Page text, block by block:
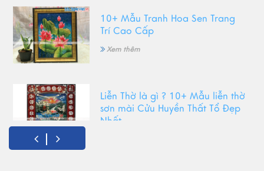
10+ Mẫu Tranh Hoa Sen Trang
Trí Cao Cấp
Xem thêm
Liễn Thờ là gì ? 10+ Mẫu liễn thờ
sơn mài Cửu Huyền Thất Tổ Đẹp
Nhất